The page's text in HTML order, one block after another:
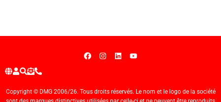
Copyright © DMG 2006/26. Tous droits réservés. Le nom et le logo de la société